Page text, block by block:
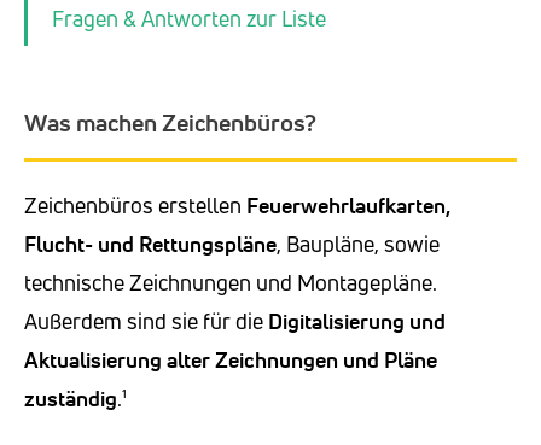
Fragen & Antworten zur Liste
Was machen Zeichenbüros?
Zeichenbüros erstellen Feuerwehrlaufkarten,
Flucht- und Rettungspläne, Baupläne, sowie
technische Zeichnungen und Montagepläne.
Außerdem sind sie für die Digitalisierung und
Aktualisierung alter Zeichnungen und Pläne
zuständig.¹